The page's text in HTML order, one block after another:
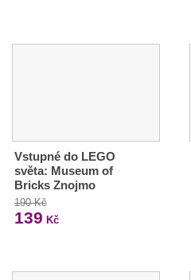
Vstupné do LEGO
světa: Museum of
Bricks Znojmo
190 Kč
139 Kč